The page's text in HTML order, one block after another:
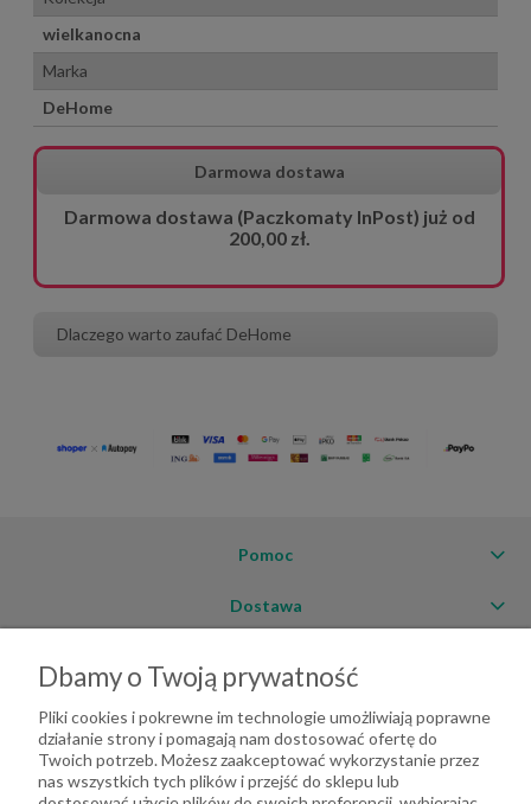
wielkanocna
Marka
DeHome
Darmowa dostawa
Darmowa dostawa (Paczkomaty InPost) już od
200,00 zł.
Dlaczego warto zaufać DeHome
Pomoc
Dostawa
O firmie
Dbamy o Twoją prywatność
Pliki cookies i pokrewne im technologie umożliwiają poprawne
działanie strony i pomagają nam dostosować ofertę do
Twoich potrzeb. Możesz zaakceptować wykorzystanie przez
nas wszystkich tych plików i przejść do sklepu lub